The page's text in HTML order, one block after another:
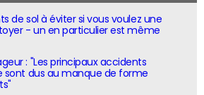
de sol à éviter si vous voulez une
- un en particulier est même
: "Les principaux accidents
sont dus au manque de forme